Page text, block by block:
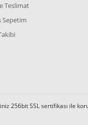
Teslimat
Sepetim
256bit SSL sertifikası ile